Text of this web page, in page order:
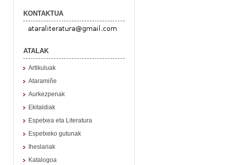
KONTAKTUA
ATALAK
Artikuluak
Ataramiñe
Aurkezpenak
Ekitaldiak
Espetxea eta Literatura
Espetxeko gutunak
Iheslariak
Katalogoa